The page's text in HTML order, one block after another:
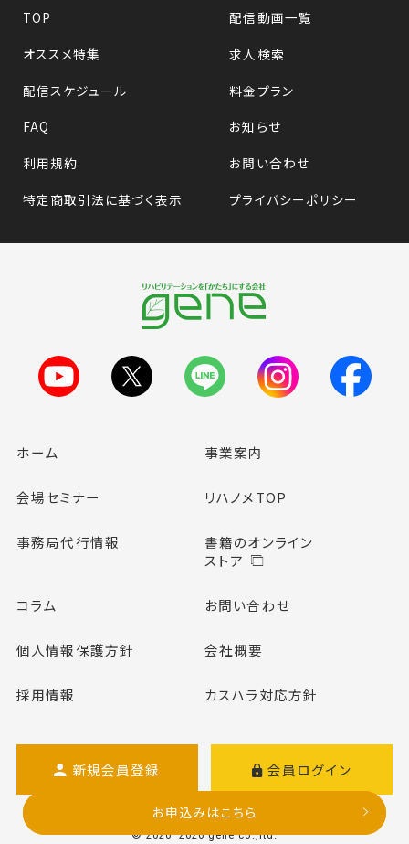
お申込みはこちら
TOP
配信動画一覧
オススメ特集
求人検索
配信スケジュール
料金プラン
FAQ
お知らせ
利用規約
お問い合わせ
特定商取引法に基づく表示
プライバシーポリシー
ホーム 事業案内
会場セミナー リハノメTOP
事務局代行情報
書籍のオンライン
ストア
コラム お問い合わせ
個人情報保護方針 会社概要
採用情報 カスハラ対応方針
新規会員登録 会員ログイン
© 2020–2026 gene co.,ltd.
お申込みはこちら